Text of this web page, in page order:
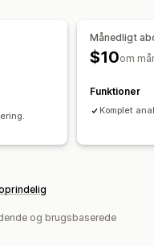
aktivitet
Månedligt
$10om
Funktioner
Komplet
og brugsbaserede